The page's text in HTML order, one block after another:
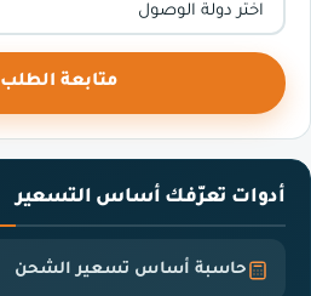
متابعة الطلب
أدوات تعرّفك أساس التسعير
حاسبة أساس تسعير الشحن